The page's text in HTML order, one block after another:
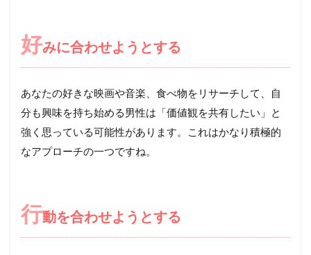
好みに合わせようとする
あなたの好きな映画や音楽、食べ物をリサーチして、自
分も興味を持ち始める男性は「価値観を共有したい」と
強く思っている可能性があります。これはかなり積極的
なアプローチの一つですね。
行動を合わせようとする